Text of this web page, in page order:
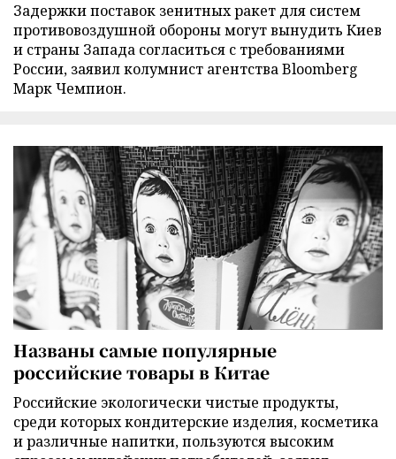
Задержки поставок зенитных ракет для систем
противовоздушной обороны могут вынудить Киев
и страны Запада согласиться с требованиями
России, заявил колумнист агентства Bloomberg
Марк Чемпион.
Названы самые популярные
российские товары в Китае
Российские экологически чистые продукты,
среди которых кондитерские изделия, косметика
и различные напитки, пользуются высоким